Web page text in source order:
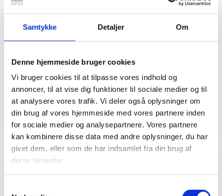
Samtykke Detaljer Om
Denne hjemmeside bruger cookies
Vi bruger cookies til at tilpasse vores indhold og
annoncer, til at vise dig funktioner til sociale medier og til
at analysere vores trafik. Vi deler også oplysninger om
din brug af vores hjemmeside med vores partnere inden
for sociale medier og analysepartnere. Vores partnere
kan kombinere disse data med andre oplysninger, du har
givet dem, eller som de har indsamlet fra din brug af
deres tjenester.
Kontakt
Jane Thomsen
Konsulent
Mail: jth@bl.dk